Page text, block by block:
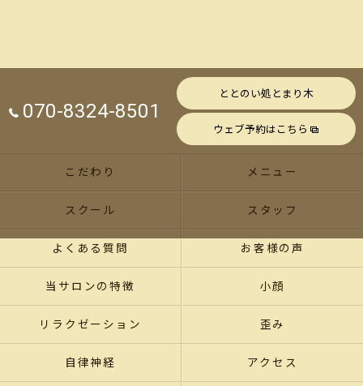
070-8324-8501
ととのい処とまり木
ウェブ予約はこちら
こだわり メニュー
スクール スタッフ
よくある質問 お客様の声
当サロンの特徴 小顔
リラクゼーション 歪み
自律神経 アクセス